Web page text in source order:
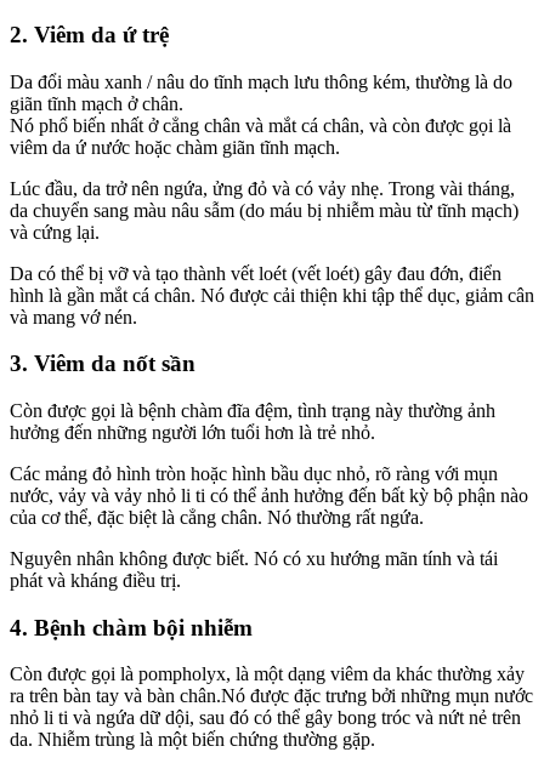
2. Viêm da ứ trệ
Da đổi màu xanh / nâu do tĩnh mạch lưu thông kém, thường là do
giãn tĩnh mạch ở chân.
Nó phổ biến nhất ở cẳng chân và mắt cá chân, và còn được gọi là
viêm da ứ nước hoặc chàm giãn tĩnh mạch.
Lúc đầu, da trở nên ngứa, ửng đỏ và có vảy nhẹ. Trong vài tháng,
da chuyển sang màu nâu sẫm (do máu bị nhiễm màu từ tĩnh mạch)
và cứng lại.
Da có thể bị vỡ và tạo thành vết loét (vết loét) gây đau đớn, điển
hình là gần mắt cá chân. Nó được cải thiện khi tập thể dục, giảm cân
và mang vớ nén.
3. Viêm da nốt sần
Còn được gọi là bệnh chàm đĩa đệm, tình trạng này thường ảnh
hưởng đến những người lớn tuổi hơn là trẻ nhỏ.
Các mảng đỏ hình tròn hoặc hình bầu dục nhỏ, rõ ràng với mụn
nước, vảy và vảy nhỏ li ti có thể ảnh hưởng đến bất kỳ bộ phận nào
của cơ thể, đặc biệt là cẳng chân. Nó thường rất ngứa.
Nguyên nhân không được biết. Nó có xu hướng mãn tính và tái
phát và kháng điều trị.
4. Bệnh chàm bội nhiễm
Còn được gọi là pompholyx, là một dạng viêm da khác thường xảy
ra trên bàn tay và bàn chân.Nó được đặc trưng bởi những mụn nước
nhỏ li ti và ngứa dữ dội, sau đó có thể gây bong tróc và nứt nẻ trên
da. Nhiễm trùng là một biến chứng thường gặp.